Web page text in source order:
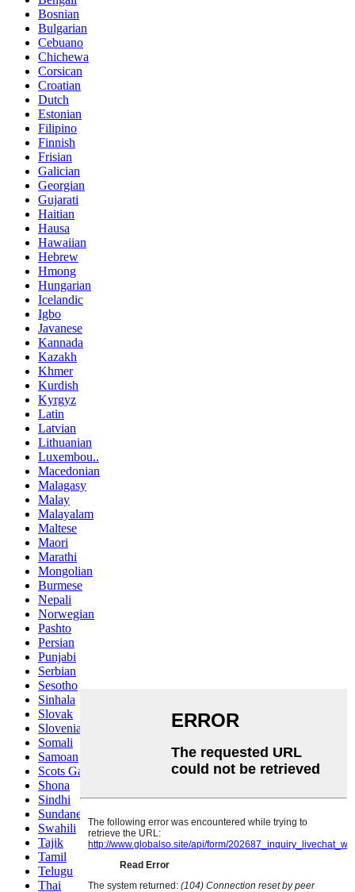
Bosnian
Bulgarian
Cebuano
Chichewa
Corsican
Croatian
Dutch
Estonian
Filipino
Finnish
Frisian
Galician
Georgian
Gujarati
Haitian
Hausa
Hawaiian
Hebrew
Hmong
Hungarian
Icelandic
Igbo
Javanese
Kannada
Kazakh
Khmer
Kurdish
Kyrgyz
Latin
Latvian
Lithuanian
Luxembou..
Macedonian
Malagasy
Malay
Malayalam
Maltese
Maori
Marathi
Mongolian
Burmese
Nepali
Norwegian
Pashto
Persian
Punjabi
Serbian
Sesotho
Sinhala
Slovak
Slovenian
Somali
Samoan
Scots Gaelic
Shona
Sindhi
Sundanese
Swahili
Tajik
Tamil
Telugu
Thai